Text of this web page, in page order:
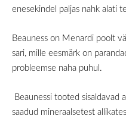
enesekindel paljas nahk alati
Beauness on Menardi poolt
sari, mille eesmärk on
probleemse naha puhul.
Beaunessi tooted sisaldavad
saadud mineraalsetest